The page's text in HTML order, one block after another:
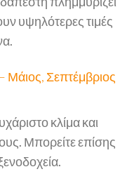
υψηλότερες τιμές
Μάιος, Σεπτέμβριος
κλίμα και
Μπορείτε επίσης